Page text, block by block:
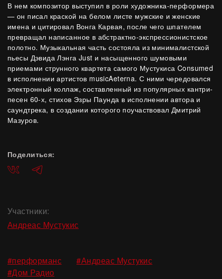
В нем композитор выступил в роли художника-перформера
— он писал краской на белом листе мужские и женские
имена и цитировал Вонга Карвая, после чего шпателем
превращал написанное в абстрактно-экспрессионистское
полотно. Музыкальная часть состояла из минималистской
пьесы Дэвида Лэнга Just и насыщенного шумовыми
приемами струнного квартета самого Мустукиса Consumed
в исполнении артистов musicAeterna. С ними чередовался
электронный коллаж, составленный из популярных кантри-
песен 60-х, стихов Эзры Паунда в исполнении автора и
саундтрека, в создании которого поучаствовал Дмитрий
Мазуров.
Поделиться:
ВКонтактеTelegram
Участники:
Андреас Мустукис
#перформанс ,#Андреас Мустукис
#Дом Радио